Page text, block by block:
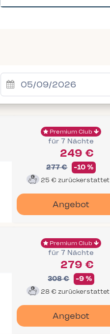
Premium Club
für 7 Nächte
249 €
277 € -10 %
25 € zurückerstattet
Angebot
Premium Club
für 7 Nächte
279 €
308 € -9 %
28 € zurückerstattet
Angebot